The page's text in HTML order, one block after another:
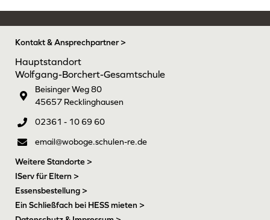
Kontakt & Ansprechpartner >
Hauptstandort
Wolfgang-Borchert-Gesamtschule
Beisinger Weg 80
45657 Recklinghausen
02361 - 10 69 60
email@woboge.schulen-re.de
Weitere Standorte >
IServ für Eltern >
Essensbestellung >
Ein Schließfach bei HESS mieten >